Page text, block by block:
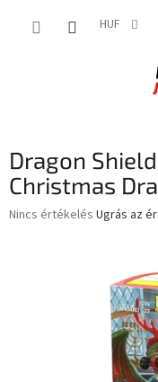
HUF
Dragon
Christmas
A
Nincs értékelés Ugrás az